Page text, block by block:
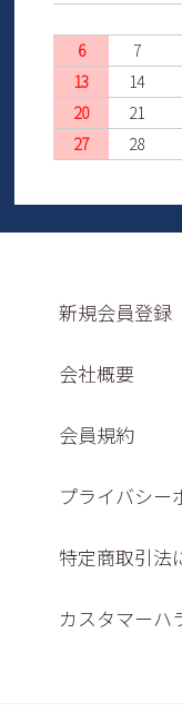
6
7
13
14
20
21
27
28
新規会員登録
会社概要
会員規約
プライバシー
特定商取引法
カスタマーハ